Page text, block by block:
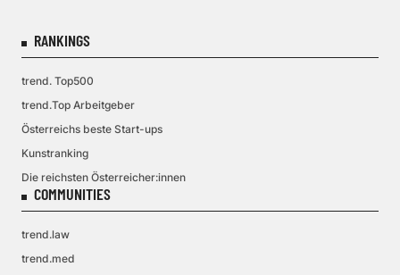
RANKINGS
trend. Top500
trend.Top Arbeitgeber
Österreichs beste Start-ups
Kunstranking
Die reichsten Österreicher:innen
COMMUNITIES
trend.law
trend.med